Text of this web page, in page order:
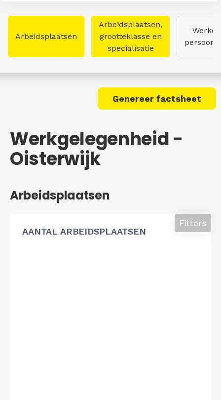
Arbeidsplaatsen
Arbeidsplaatsen,
grootteklasse en
specialisatie
Genereer factsheet
Werkgelegenheid -
Oisterwijk
Arbeidsplaatsen
AANTAL ARBEIDSPLAATSEN
Filters